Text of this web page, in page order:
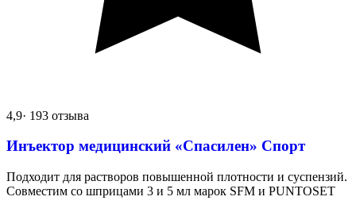
4,9· 193 отзыва
Инъектор медицинский «Спасилен» Спорт
Подходит для растворов повышенной плотности и суспензий.
Совместим со шприцами 3 и 5 мл марок SFM и PUNTOSET